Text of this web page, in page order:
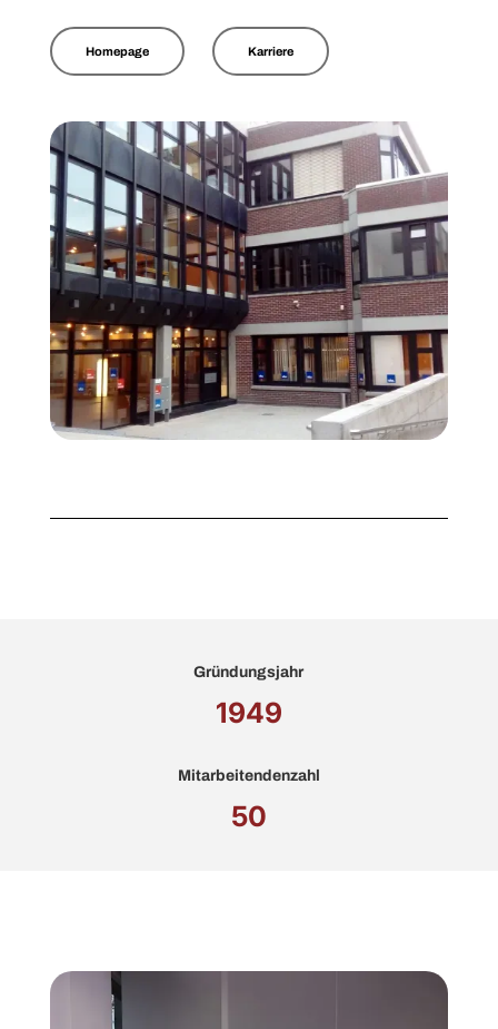
Homepage Karriere
Gründungsjahr
1949
Mitarbeitendenzahl
50